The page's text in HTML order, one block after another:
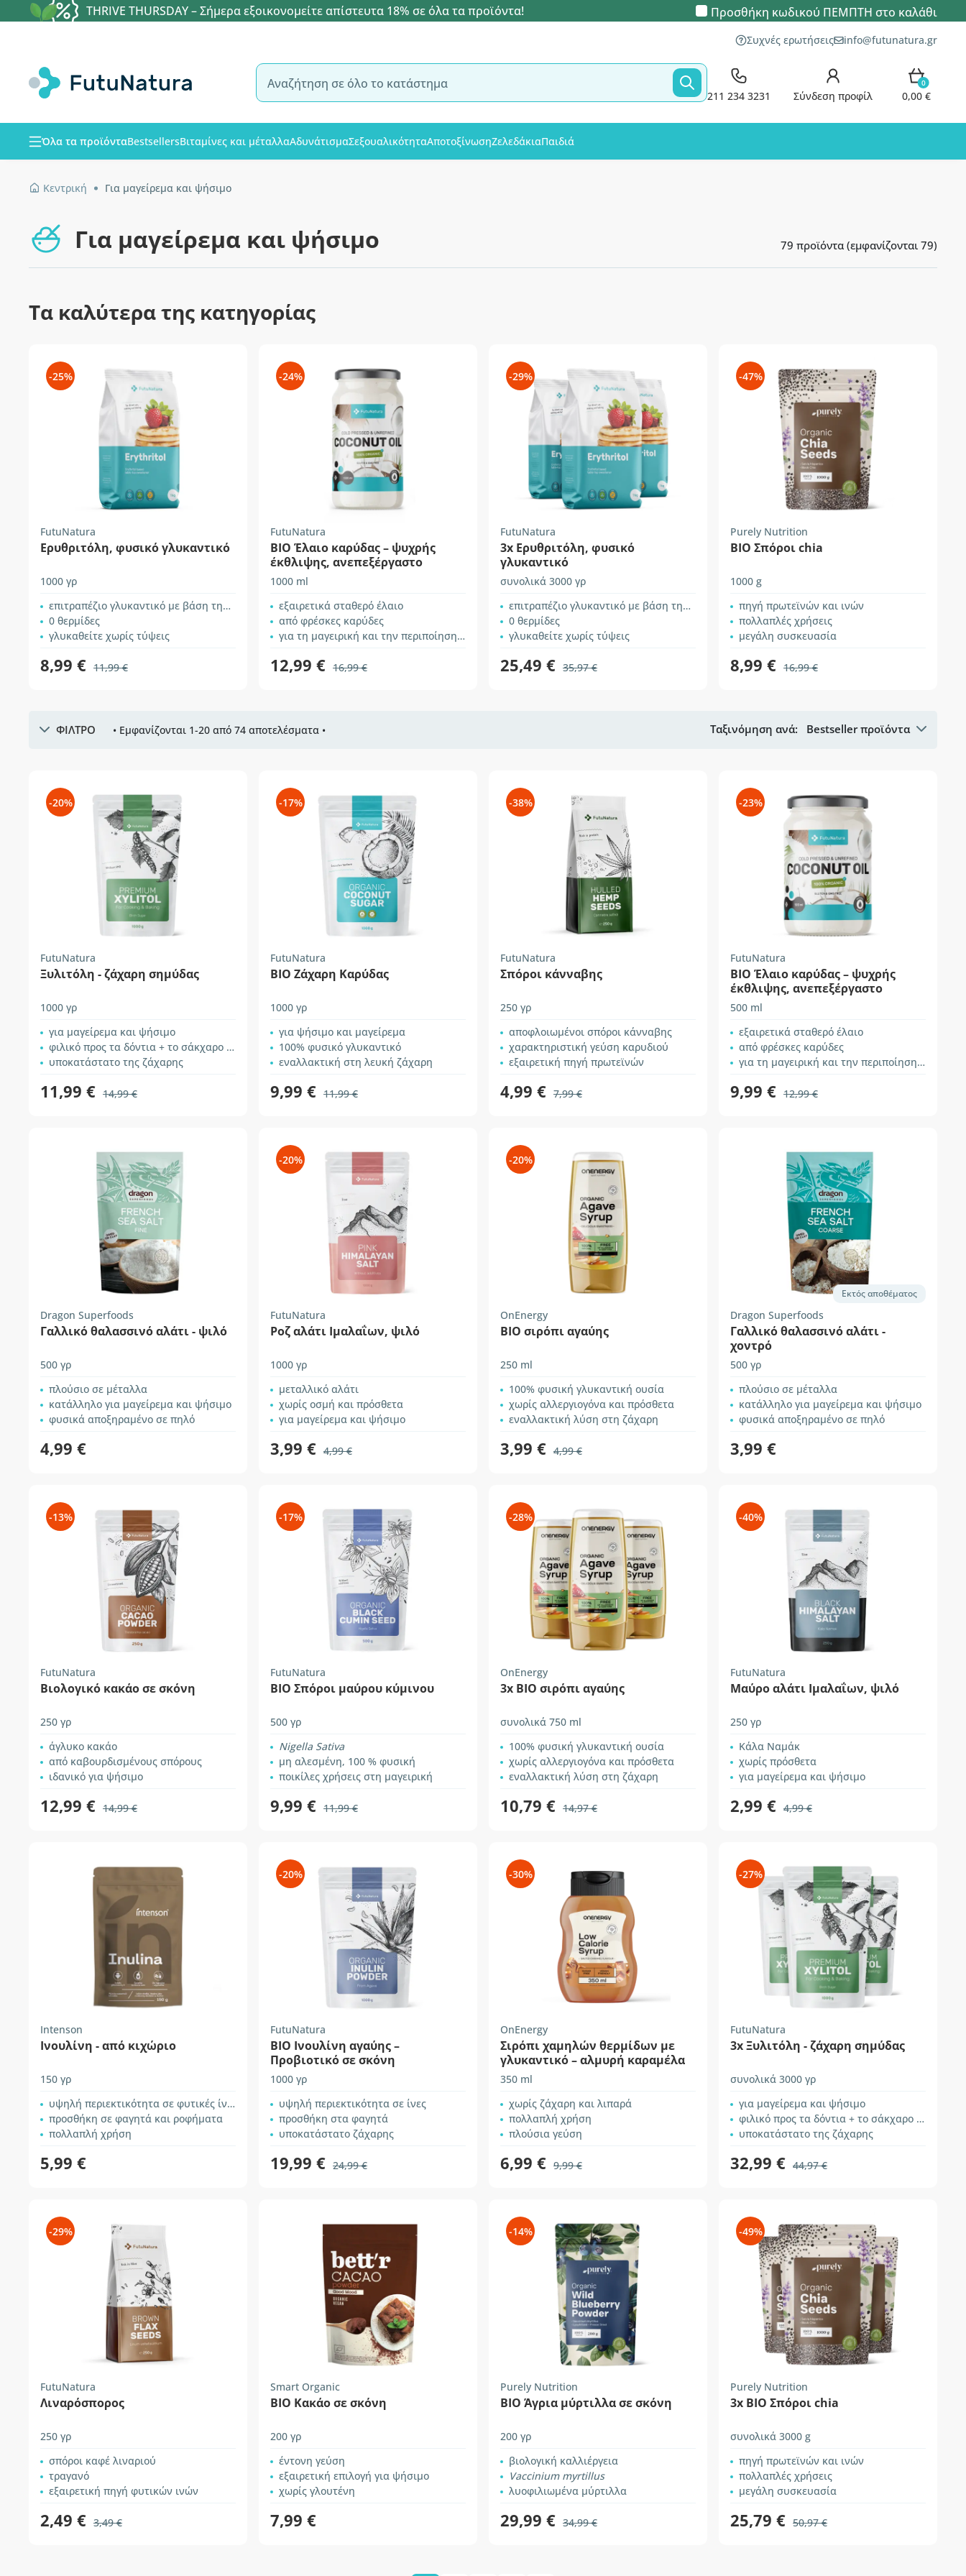
THRIVE THURSDAY – Σήμερα εξοικονομείτε απίστευτα 18% σε όλα τα προϊόντα! Προσθήκη κωδικού ΠΕΜΠΤΗ στο καλάθι
Συχνές ερωτήσεις info@futunatura.gr
211 234 3231 Σύνδεση προφίλ
0
0,00 €
Όλα τα προϊόνταBestsellersΒιταμίνες και μέταλλαΑδυνάτισμαΣεξουαλικότηταΑποτοξίνωσηΖελεδάκιαΠαιδιά
Κεντρική Για μαγείρεμα και ψήσιμο
Για μαγείρεμα και ψήσιμο 79 προϊόντα (εμφανίζονται 79)
Τα καλύτερα της κατηγορίας
-25%
FutuNatura
Ερυθριτόλη, φυσικό γλυκαντικό
1000 γρ
επιτραπέζιο γλυκαντικό με βάση την ερυθριτόλη
0 θερμίδες
γλυκαθείτε χωρίς τύψεις
8,99 € 11,99 €
-24%
FutuNatura
BIO Έλαιο καρύδας – ψυχρής
έκθλιψης, ανεπεξέργαστο
1000 ml
εξαιρετικά σταθερό έλαιο
από φρέσκες καρύδες
για τη μαγειρική και την περιποίηση του δέρματος
12,99 € 16,99 €
-29%
FutuNatura
3x Ερυθριτόλη, φυσικό
γλυκαντικό
συνολικά 3000 γρ
επιτραπέζιο γλυκαντικό με βάση την ερυθριτόλη
0 θερμίδες
γλυκαθείτε χωρίς τύψεις
25,49 € 35,97 €
-47%
Purely Nutrition
ΒΙΟ Σπόροι chia
1000 g
πηγή πρωτεϊνών και ινών
πολλαπλές χρήσεις
μεγάλη συσκευασία
8,99 € 16,99 €
ΦΙΛΤΡΟ • Εμφανίζονται 1-20 από 74 αποτελέσματα • Ταξινόμηση ανά: Bestseller προϊόντα
-20%
FutuNatura
Ξυλιτόλη - ζάχαρη σημύδας
1000 γρ
για μαγείρεμα και ψήσιμο
φιλικό προς τα δόντια + το σάκχαρο του αίματος
υποκατάστατο της ζάχαρης
11,99 € 14,99 €
-17%
FutuNatura
ΒΙΟ Ζάχαρη Καρύδας
1000 γρ
για ψήσιμο και μαγείρεμα
100% φυσικό γλυκαντικό
εναλλακτική στη λευκή ζάχαρη
9,99 € 11,99 €
-38%
FutuNatura
Σπόροι κάνναβης
250 γρ
αποφλοιωμένοι σπόροι κάνναβης
χαρακτηριστική γεύση καρυδιού
εξαιρετική πηγή πρωτεϊνών
4,99 € 7,99 €
-23%
FutuNatura
BIO Έλαιο καρύδας – ψυχρής
έκθλιψης, ανεπεξέργαστο
500 ml
εξαιρετικά σταθερό έλαιο
από φρέσκες καρύδες
για τη μαγειρική και την περιποίηση του δέρματος
9,99 € 12,99 €
Dragon Superfoods
Γαλλικό θαλασσινό αλάτι - ψιλό
500 γρ
πλούσιο σε μέταλλα
κατάλληλο για μαγείρεμα και ψήσιμο
φυσικά αποξηραμένο σε πηλό
4,99 €
-20%
FutuNatura
Ροζ αλάτι Ιμαλαΐων, ψιλό
1000 γρ
μεταλλικό αλάτι
χωρίς οσμή και πρόσθετα
για μαγείρεμα και ψήσιμο
3,99 € 4,99 €
-20%
OnEnergy
ΒΙΟ σιρόπι αγαύης
250 ml
100% φυσική γλυκαντική ουσία
χωρίς αλλεργιογόνα και πρόσθετα
εναλλακτική λύση στη ζάχαρη
3,99 € 4,99 €
Εκτός αποθέματος
Dragon Superfoods
Γαλλικό θαλασσινό αλάτι -
χοντρό
500 γρ
πλούσιο σε μέταλλα
κατάλληλο για μαγείρεμα και ψήσιμο
φυσικά αποξηραμένο σε πηλό
3,99 €
-13%
FutuNatura
Βιολογικό κακάο σε σκόνη
250 γρ
άγλυκο κακάο
από καβουρδισμένους σπόρους
ιδανικό για ψήσιμο
12,99 € 14,99 €
-17%
FutuNatura
BIO Σπόροι μαύρου κύμινου
500 γρ
Nigella Sativa
μη αλεσμένη, 100 % φυσική
ποικίλες χρήσεις στη μαγειρική
9,99 € 11,99 €
-28%
OnEnergy
3x ΒΙΟ σιρόπι αγαύης
συνολικά 750 ml
100% φυσική γλυκαντική ουσία
χωρίς αλλεργιογόνα και πρόσθετα
εναλλακτική λύση στη ζάχαρη
10,79 € 14,97 €
-40%
FutuNatura
Μαύρο αλάτι Ιμαλαΐων, ψιλό
250 γρ
Κάλα Ναμάκ
χωρίς πρόσθετα
για μαγείρεμα και ψήσιμο
2,99 € 4,99 €
Intenson
Ινουλίνη - από κιχώριο
150 γρ
υψηλή περιεκτικότητα σε φυτικές ίνες
προσθήκη σε φαγητά και ροφήματα
πολλαπλή χρήση
5,99 €
-20%
FutuNatura
ΒΙΟ Iνουλίνη αγαύης –
Προβιοτικό σε σκόνη
1000 γρ
υψηλή περιεκτικότητα σε ίνες
προσθήκη στα φαγητά
υποκατάστατο ζάχαρης
19,99 € 24,99 €
-30%
OnEnergy
Σιρόπι χαμηλών θερμίδων με
γλυκαντικό – αλμυρή καραμέλα
350 ml
χωρίς ζάχαρη και λιπαρά
πολλαπλή χρήση
πλούσια γεύση
6,99 € 9,99 €
-27%
FutuNatura
3x Ξυλιτόλη - ζάχαρη σημύδας
συνολικά 3000 γρ
για μαγείρεμα και ψήσιμο
φιλικό προς τα δόντια + το σάκχαρο του αίματος
υποκατάστατο της ζάχαρης
32,99 € 44,97 €
-29%
FutuNatura
Λιναρόσπορος
250 γρ
σπόροι καφέ λιναριού
τραγανό
εξαιρετική πηγή φυτικών ινών
2,49 € 3,49 €
Smart Organic
BIO Κακάο σε σκόνη
200 γρ
έντονη γεύση
εξαιρετική επιλογή για ψήσιμο
χωρίς γλουτένη
7,99 €
-14%
Purely Nutrition
BIO Άγρια μύρτιλλα σε σκόνη
200 γρ
βιολογική καλλιέργεια
Vaccinium myrtillus
λυοφιλιωμένα μύρτιλλα
29,99 € 34,99 €
-49%
Purely Nutrition
3x ΒΙΟ Σπόροι chia
συνολικά 3000 g
πηγή πρωτεϊνών και ινών
πολλαπλές χρήσεις
μεγάλη συσκευασία
25,79 € 50,97 €